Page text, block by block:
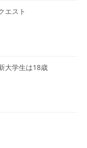
エスト
大学生は18歳